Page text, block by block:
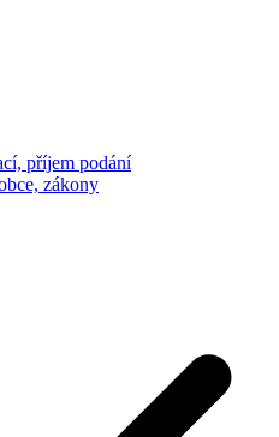
příjem podání
zákony